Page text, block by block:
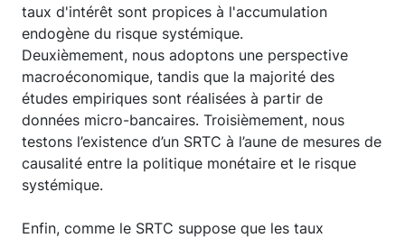
taux d'intérêt sont propices à l'accumulation
endogène du risque systémique.
Deuxièmement, nous adoptons une perspective
macroéconomique, tandis que la majorité des
études empiriques sont réalisées à partir de
données micro-bancaires. Troisièmement, nous
testons l’existence d’un SRTC à l’aune de mesures de
causalité entre la politique monétaire et le risque
systémique.
Enfin, comme le SRTC suppose que les taux